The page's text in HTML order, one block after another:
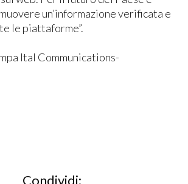
un’informazione verificata e
le piattaforme”.
Ital Communications-
Condividi: